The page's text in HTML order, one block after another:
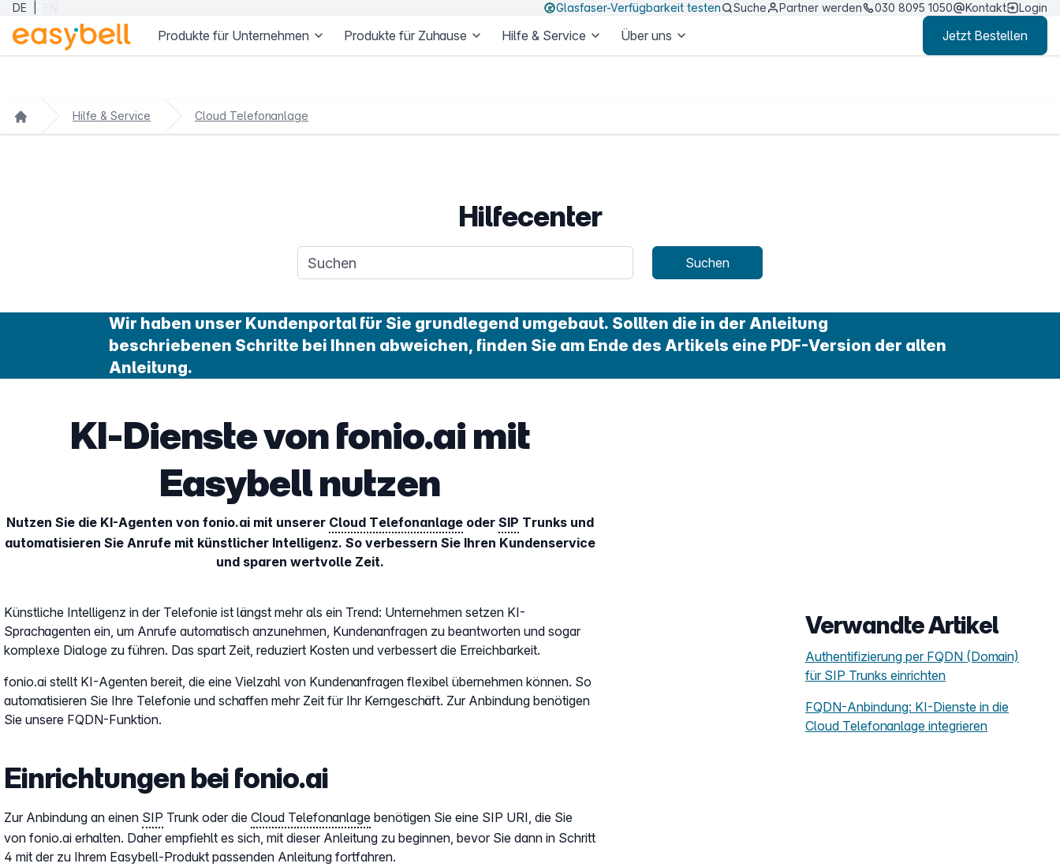
Zum Hauptinhalt springen
DE Glasfaser-Verfügbarkeit testen Suche Partner werden 030 8095 1050 Kontakt Login
Produkte für Unternehmen Produkte für Zuhause Hilfe & Service Über uns Jetzt Bestellen
Hilfe & Service Cloud Telefonanlage
Hilfecenter
Suchanfrage Suchen
Wir haben unser Kundenportal für Sie grundlegend umgebaut. Sollten die in der Anleitung
beschriebenen Schritte bei Ihnen abweichen, finden Sie am Ende des Artikels eine PDF-Version der alten
Anleitung.
KI-Dienste von fonio.ai mit
Easybell nutzen
Nutzen Sie die KI-Agenten von fonio.ai mit unserer Cloud Telefonanlageoder SIP Trunks und
automatisieren Sie Anrufe mit künstlicher Intelligenz. So verbessern Sie Ihren Kundenservice
und sparen wertvolle Zeit.
Künstliche Intelligenz in der Telefonie ist längst mehr als ein Trend: Unternehmen setzen KI-
Sprachagenten ein, um Anrufe automatisch anzunehmen, Kundenanfragen zu beantworten und sogar
komplexe Dialoge zu führen. Das spart Zeit, reduziert Kosten und verbessert die Erreichbarkeit.
fonio.ai stellt KI-Agenten bereit, die eine Vielzahl von Kundenanfragen flexibel übernehmen können. So
automatisieren Sie Ihre Telefonie und schaffen mehr Zeit für Ihr Kerngeschäft. Zur Anbindung benötigen
Sie unsere FQDN-Funktion.
Einrichtungen bei fonio.ai
Zur Anbindung an einen SIP Trunk oder die Cloud Telefonanlage benötigen Sie eine SIP URI, die Sie
von fonio.ai erhalten. Daher empfiehlt es sich, mit dieser Anleitung zu beginnen, bevor Sie dann in Schritt
4 mit der zu Ihrem Easybell-Produkt passenden Anleitung fortfahren.
Verwandte Artikel
Authentifizierung per FQDN (Domain)
für SIP Trunks einrichten
FQDN-Anbindung: KI-Dienste in die
Cloud Telefonanlage integrieren